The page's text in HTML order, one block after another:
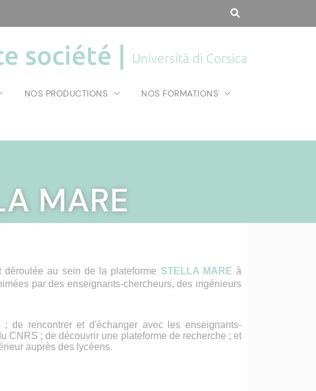
société | Università di Corsica
NOS PRODUCTIONS NOS FORMATIONS
MARE
au sein de la plateforme STELLA MARE à
par des enseignants-chercheurs, des ingénieurs
de rencontrer et d'échanger avec les enseignants-
CNRS ; de découvrir une plateforme de recherche ; et
auprès des lycéens.